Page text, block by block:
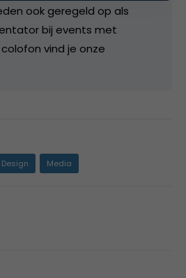
ook geregeld op als
bij events met
vind je onze
Media